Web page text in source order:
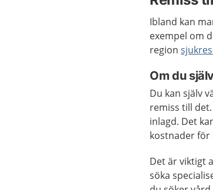
Ibland kan
exempel om
region
Om du
Du kan själv
remiss till
inlagd. Det
kostnader för
Det är viktigt
söka